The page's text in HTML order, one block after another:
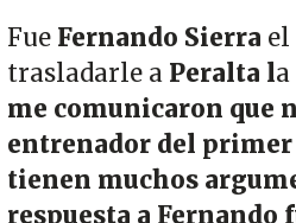
Fue Fernando Sierra el
trasladarle a Peralta l
me comunicaron que
entrenador del
tienen muchos
respuesta a Fernando